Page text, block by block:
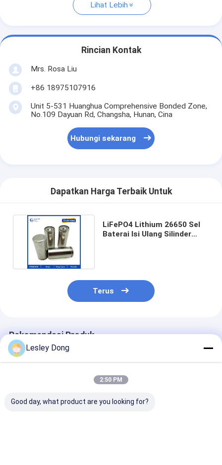
Lihat Lebih
Rincian Kontak
Mrs. Rosa Liu
+86 18975107916
Unit 5-531 Huanghua Comprehensive Bonded Zone,
No.109 Dayuan Rd, Changsha, Hunan, Cina
Hubungi sekarang
Dapatkan Harga Terbaik Untuk
LiFePO4 Lithium 26650 Sel
Baterai Isi Ulang Silinder
Terus
Rekomendasi Produk
Lesley Dong
2:50 PM
Good day, what product are you looking for?